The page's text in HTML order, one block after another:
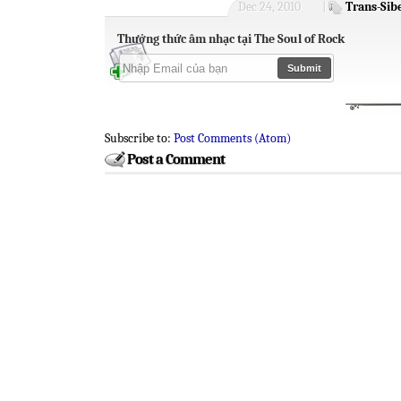
Dec 24, 2010 Trans-
Thưởng thức âm nhạc tại The Soul of Rock
Subscribe to: Post Comments (Atom)
Post a Comment